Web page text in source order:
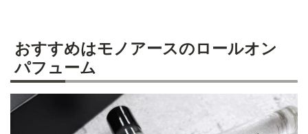
おすすめはモノアースのロールオン
パフューム